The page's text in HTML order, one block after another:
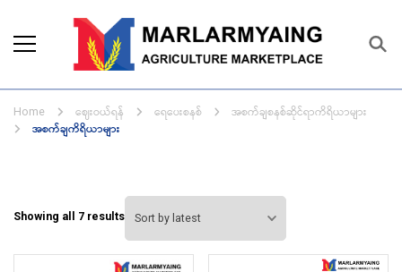
Marketplace
business solutions.
Home ဈေးဝယ်ရန် ရေပေးစနစ်
အစက်ချစနစ်ဆိုင်ရာကိရိယာများ
အစက်ချကိရိယာများ
Showing all 7 resultsSorted
latest